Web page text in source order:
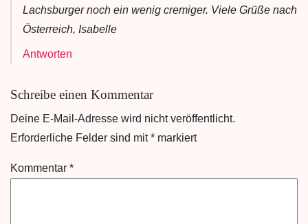
Lachsburger noch ein wenig cremiger. Viele Grüße nach
Österreich, Isabelle
Antworten
Schreibe einen Kommentar
Deine E-Mail-Adresse wird nicht veröffentlicht.
Erforderliche Felder sind mit* markiert
Kommentar *